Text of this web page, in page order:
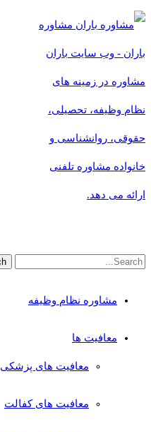
مشاوره
باران - وب سایت باران
مشاوره در زمینه های
نظام وظیفه، تحصیلی،
حقوقی، روانشناسی و
خانواده مشاوره تلفنی
ارائه می دهد.
مشاوره نظام وظیفه
معافیت ها
معافیت های پزشکی
معافیت های کفالت